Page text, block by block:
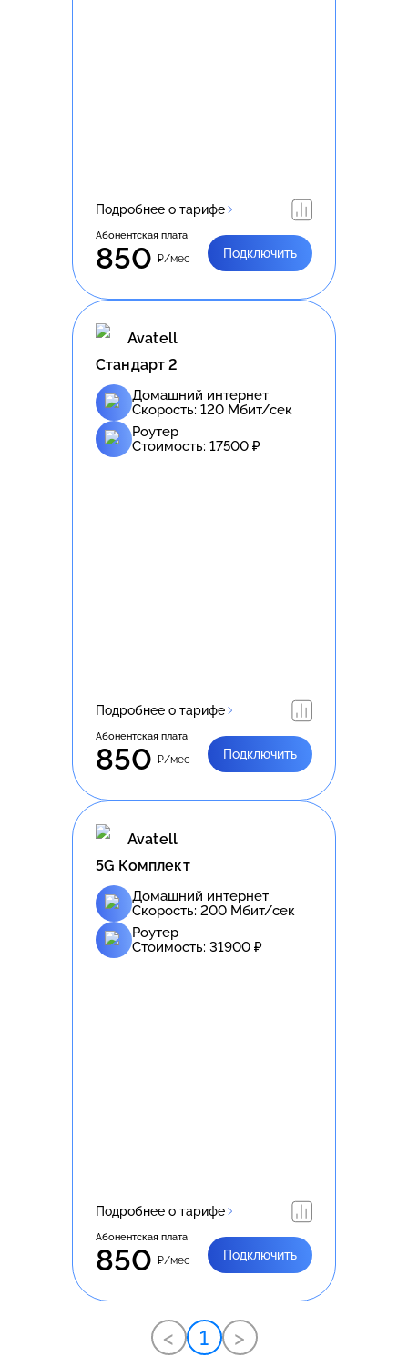
Подробнее о тарифе
Абонентская плата
850 ₽/мес Подключить
Avatell
Стандарт 2
Домашний интернет
Скорость: 120 Мбит/сек
Роутер
Стоимость: 17500 ₽
Подробнее о тарифе
Абонентская плата
850 ₽/мес Подключить
Avatell
5G Комплект
Домашний интернет
Скорость: 200 Мбит/сек
Роутер
Стоимость: 31900 ₽
Подробнее о тарифе
Абонентская плата
850 ₽/мес Подключить
< 1 >